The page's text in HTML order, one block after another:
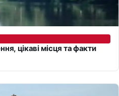
цікаві місця та факти